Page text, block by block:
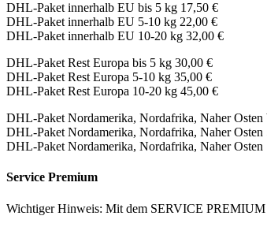
DHL-Paket innerhalb EU bis 5 kg 17,50 €
DHL-Paket innerhalb EU 5-10 kg 22,00 €
DHL-Paket innerhalb EU 10-20 kg 32,00 €
DHL-Paket Rest Europa bis 5 kg 30,00 €
DHL-Paket Rest Europa 5-10 kg 35,00 €
DHL-Paket Rest Europa 10-20 kg 45,00 €
DHL-Paket Nordamerika, Nordafrika, Naher Osten
DHL-Paket Nordamerika, Nordafrika, Naher Osten
DHL-Paket Nordamerika, Nordafrika, Naher Osten
Service Premium
Wichtiger Hinweis: Mit dem SERVICE PREMIUM